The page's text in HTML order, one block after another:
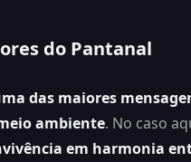
do Pantanal
das maiores
ambiente. No caso
em harmonia